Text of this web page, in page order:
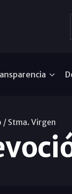
/ Stma. Virgen